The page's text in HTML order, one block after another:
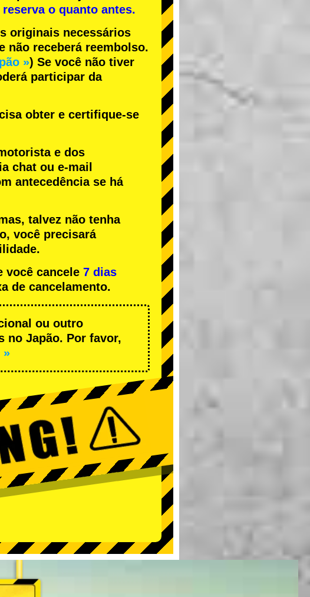
o quanto antes.
originais necessários
não receberá reembolso.
») Se você não tiver
participar da
obter e certifique-se
e dos
chat ou e-mail
antecedência se há
talvez não tenha
você precisará
você cancele 7 dias
de cancelamento.
ou outro
no Japão. Por favor,
»